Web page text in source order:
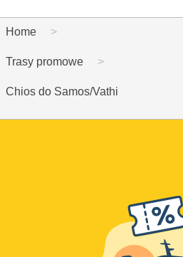
Home
Trasy promowe
Chios do Samos/Vathi